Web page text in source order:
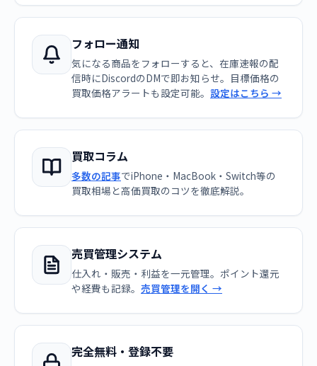
フォロー通知
気になる商品をフォローすると、在庫速報の配
信時にDiscordのDMで即お知らせ。目標価格の
買取価格アラートも設定可能。 設定はこちら →
買取コラム
多数の記事でiPhone・MacBook・Switch等の
買取相場と高価買取のコツを徹底解説。
売買管理システム
仕入れ・販売・利益を一元管理。ポイント還元
や経費も記録。 売買管理を開く →
完全無料・登録不要